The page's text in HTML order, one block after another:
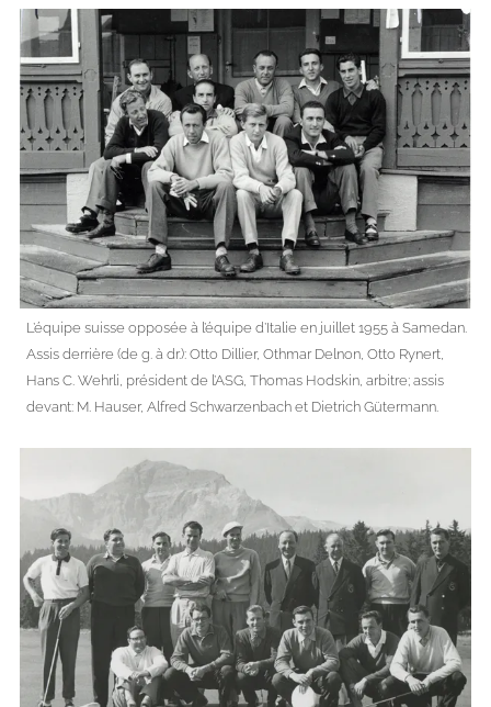
L’équipe suisse opposée à l’équipe d’Italie en juillet 1955 à Samedan.
Assis derrière (de g. à dr.): Otto Dillier, Othmar Delnon, Otto Rynert,
Hans C. Wehrli, président de l’ASG, Thomas Hodskin, arbitre; assis
devant: M. Hauser, Alfred Schwarzenbach et Dietrich Gütermann.